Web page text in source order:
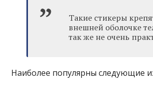
Такие стикеры
внешней оболочке
так же не очень
Наиболее популярны следующие